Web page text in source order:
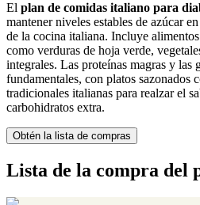
El plan de comidas italiano para
mantener niveles estables de azúcar
de la cocina italiana. Incluye
como verduras de hoja verde,
integrales. Las proteínas magras y las
fundamentales, con platos sazonados
tradicionales italianas para realzar el
carbohidratos extra.
Obtén la lista de compras
Lista de la compra del